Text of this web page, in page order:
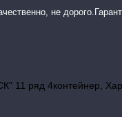
не
11 ряд 4контейнер,